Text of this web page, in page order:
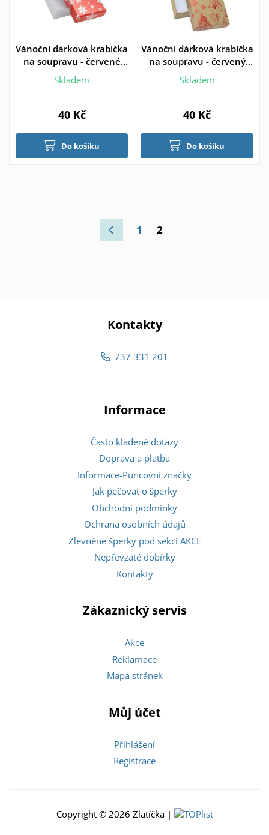
Vánoční dárková krabička
na soupravu - červené
víčko
Skladem
40 Kč
Do košíku
Vánoční dárková krabička
na soupravu - červený
motiv
Skladem
40 Kč
Do košíku
1 2
Kontakty
737 331 201
Informace
Často kladené dotazy
Doprava a platba
Informace-Puncovní značky
Jak pečovat o šperky
Obchodní podmínky
Ochrana osobních údajů
Zlevněné šperky pod sekcí AKCE
Nepřevzaté dobírky
Kontakty
Zákaznický servis
Akce
Reklamace
Mapa stránek
Můj účet
Přihlášení
Registrace
Copyright © 2026 Zlatíčka |